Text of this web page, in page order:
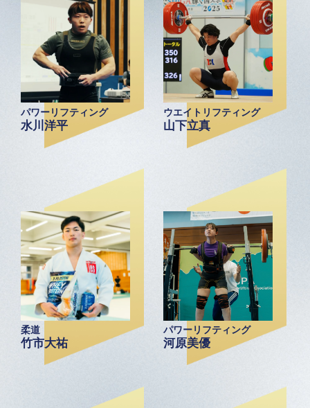
パワーリフティング
水川洋平
ウエイトリフティング
山下立真
柔道
竹市大祐
パワーリフティング
河原美優